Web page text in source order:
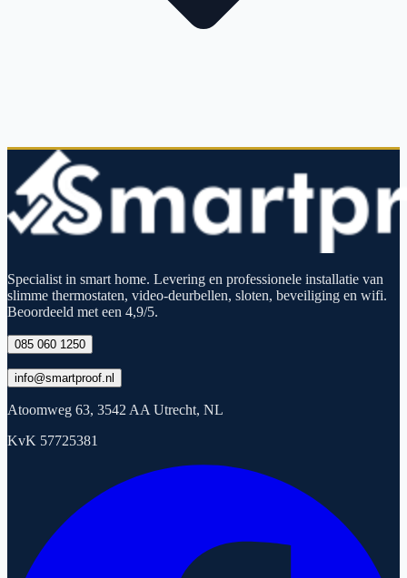
Specialist in smart home. Levering en professionele installatie van
slimme thermostaten, video-deurbellen, sloten, beveiliging en wifi.
Beoordeeld met een 4,9/5.
085 060 1250
info@smartproof.nl
Atoomweg 63, 3542 AA Utrecht, NL
KvK 57725381